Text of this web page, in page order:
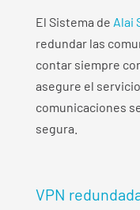
El Sistema de Alai
redundar las
contar siempre
asegure el
comunicaciones
segura.
VPN